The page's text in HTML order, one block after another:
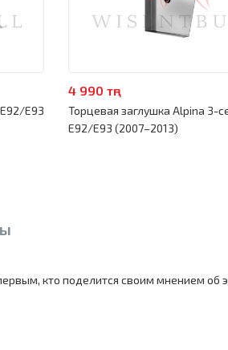
E93
4 990 тңг
Торцевая заглушка Alpina 3-
E92/E93 (2007–2013)
кто поделится своим мнением об